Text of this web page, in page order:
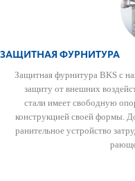
ЗАЩИТНАЯ ФУРНИТУРА
Защитная фурнитура BKS с
защиту от внешних
стали имеет свобо­дную
конструкцией своей формы.
ранительное устройство